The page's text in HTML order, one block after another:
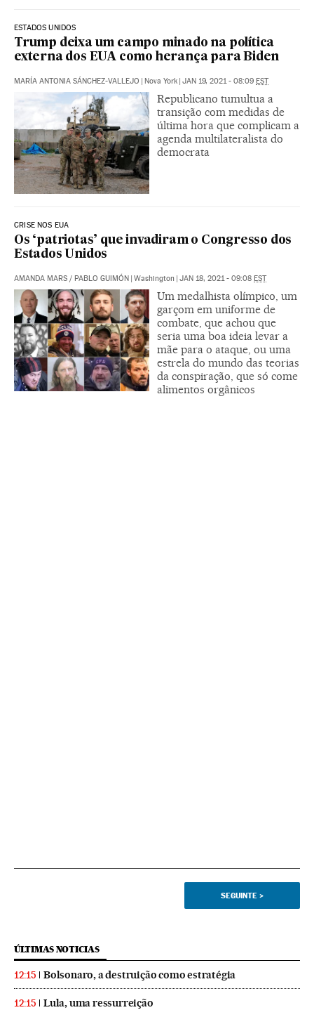
ESTADOS UNIDOS
Trump deixa um campo minado na política
externa dos EUA como herança para Biden
MARÍA ANTONIA SÁNCHEZ-VALLEJO | Nova York | JAN 19, 2021 - 08:09 EST
Republicano tumultua a
transição com medidas de
última hora que complicam a
agenda multilateralista do
democrata
CRISE NOS EUA
Os ‘patriotas’ que invadiram o Congresso dos
Estados Unidos
AMANDA MARS / PABLO GUIMÓN | Washington | JAN 18, 2021 - 09:08 EST
Um medalhista olímpico, um
garçom em uniforme de
combate, que achou que
seria uma boa ideia levar a
mãe para o ataque, ou uma
estrela do mundo das teorias
da conspiração, que só come
alimentos orgânicos
SEGUINTE >
ÚLTIMAS NOTICIAS
12:15 Bolsonaro, a destruição como estratégia
12:15 Lula, uma ressurreição